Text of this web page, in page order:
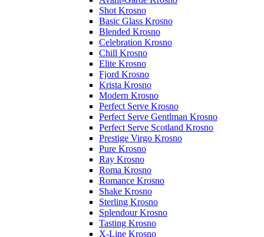
Shot Krosno
Basic Glass Krosno
Blended Krosno
Celebration Krosno
Chill Krosno
Elite Krosno
Fjord Krosno
Krista Krosno
Modern Krosno
Perfect Serve Krosno
Perfect Serve Gentlman Krosno
Perfect Serve Scotland Krosno
Prestige Virgo Krosno
Pure Krosno
Ray Krosno
Roma Krosno
Romance Krosno
Shake Krosno
Sterling Krosno
Splendour Krosno
Tasting Krosno
X-Line Krosno